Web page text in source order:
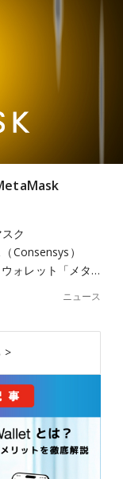
ク
Consensys）
ォレット「メタ…
ニュース
>